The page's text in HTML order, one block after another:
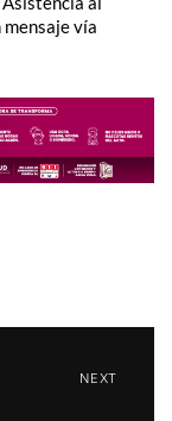
vía
NEXT